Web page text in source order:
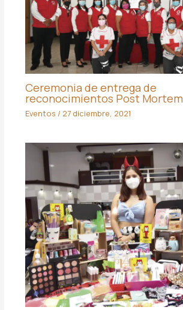
Ceremonia de entrega de
reconocimientos Post Mortem
Eventos / 27 diciembre, 2021